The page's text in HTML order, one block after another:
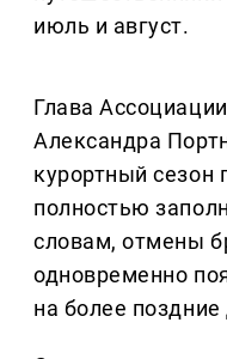
июль и август.
Глава
Александра
курортный сезон
полностью
словам, отмены
одновременно
на более